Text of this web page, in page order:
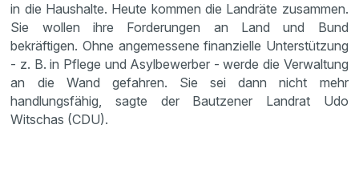
in die Haushalte. Heute kommen die Landräte zusammen.
Sie wollen ihre Forderungen an Land und Bund
bekräftigen. Ohne angemessene finanzielle Unterstützung
- z. B. in Pflege und Asylbewerber - werde die Verwaltung
an die Wand gefahren. Sie sei dann nicht mehr
handlungsfähig, sagte der Bautzener Landrat Udo
Witschas (CDU).